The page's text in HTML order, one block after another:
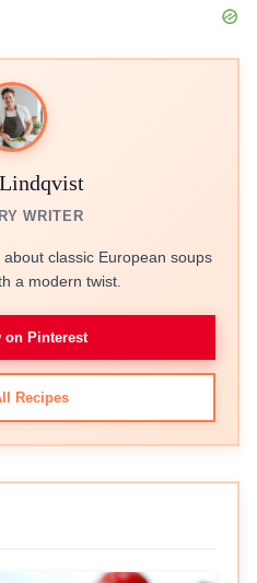
WRITER
classic European soups
a modern twist.
on Pinterest
Recipes